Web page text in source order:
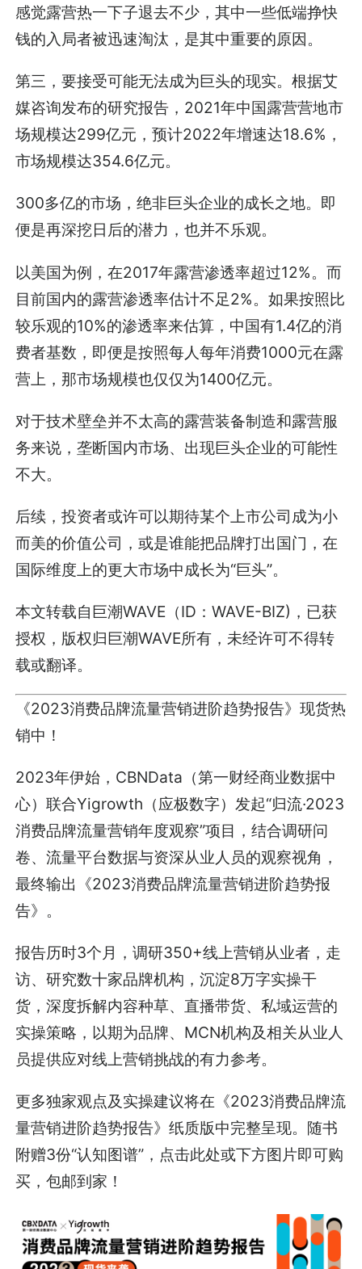
感觉露营热一下子退去不少，其中一些低端挣快
钱的入局者被迅速淘汰，是其中重要的原因。
第三，要接受可能无法成为巨头的现实。根据艾
媒咨询发布的研究报告，2021年中国露营营地市
场规模达299亿元，预计2022年增速达18.6%，
市场规模达354.6亿元。
300多亿的市场，绝非巨头企业的成长之地。即
便是再深挖日后的潜力，也并不乐观。
以美国为例，在2017年露营渗透率超过12%。而
目前国内的露营渗透率估计不足2%。如果按照比
较乐观的10%的渗透率来估算，中国有1.4亿的消
费者基数，即便是按照每人每年消费1000元在露
营上，那市场规模也仅仅为1400亿元。
对于技术壁垒并不太高的露营装备制造和露营服
务来说，垄断国内市场、出现巨头企业的可能性
不大。
后续，投资者或许可以期待某个上市公司成为小
而美的价值公司，或是谁能把品牌打出国门，在
国际维度上的更大市场中成长为“巨头”。
本文转载自巨潮WAVE（ID：WAVE-BIZ)，已获
授权，版权归巨潮WAVE所有，未经许可不得转
载或翻译。
《2023消费品牌流量营销进阶趋势报告》现货热
销中！
2023年伊始，CBNData（第一财经商业数据中
心）联合Yigrowth（应极数字）发起“归流·2023
消费品牌流量营销年度观察”项目，结合调研问
卷、流量平台数据与资深从业人员的观察视角，
最终输出《2023消费品牌流量营销进阶趋势报
告》。
报告历时3个月，调研350+线上营销从业者，走
访、研究数十家品牌机构，沉淀8万字实操干
货，深度拆解内容种草、直播带货、私域运营的
实操策略，以期为品牌、MCN机构及相关从业人
员提供应对线上营销挑战的有力参考。
更多独家观点及实操建议将在《2023消费品牌流
量营销进阶趋势报告》纸质版中完整呈现。随书
附赠3份“认知图谱”，点击此处或下方图片即可购
买，包邮到家！